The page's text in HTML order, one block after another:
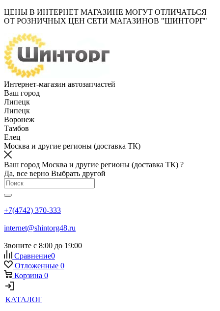
ЦЕНЫ В ИНТЕРНЕТ МАГАЗИНЕ МОГУТ ОТЛИЧАТЬСЯ
ОТ РОЗНИЧНЫХ ЦЕН СЕТИ МАГАЗИНОВ "ШИНТОРГ"
Интернет-магазин автозапчастей
Ваш город
Липецк
Липецк
Воронеж
Тамбов
Елец
Москва и другие регионы (доставка ТК)
Ваш город Москва и другие регионы (доставка ТК) ?
Да, все верно Выбрать другой
+7(4742) 370-333
internet@shintorg48.ru
Звоните с 8:00 до 19:00
Сравнение0
Отложенные 0
Корзина 0
КАТАЛОГ